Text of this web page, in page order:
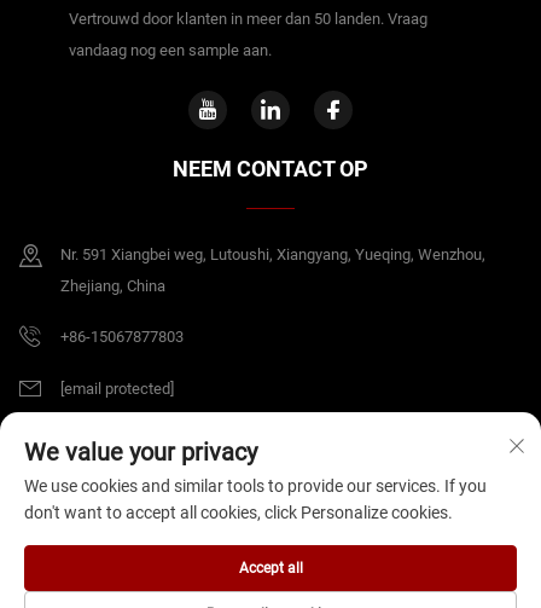
Vertrouwd door klanten in meer dan 50 landen. Vraag
vandaag nog een sample aan.
NEEM CONTACT OP
Nr. 591 Xiangbei weg, Lutoushi, Xiangyang, Yueqing, Wenzhou,
Zhejiang, China
+86-15067877803
[email protected]
Copyright © 2026 China Zhejiang B&J Electrical Co.,Ltd. Alle rechten
voorbehouden. Privacybeleid
We value your privacy
We use cookies and similar tools to provide our services. If you
don't want to accept all cookies, click Personalize cookies.
Accept all